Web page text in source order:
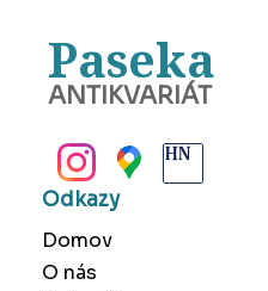
Paseka
ANTIKVARIÁT
Odkazy
Domov
O nás